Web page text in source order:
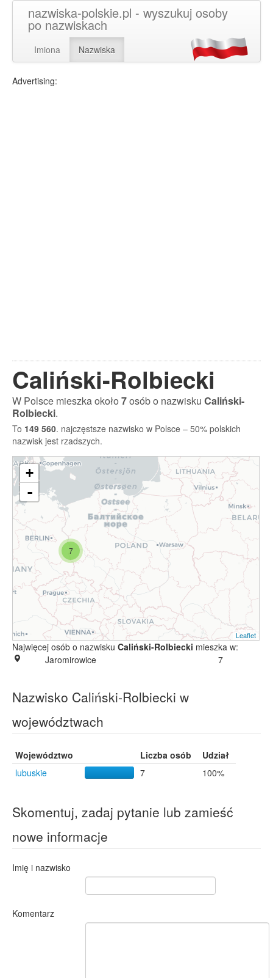
nazwiska-polskie.pl - wyszukuj osoby
po nazwiskach
Imiona Nazwiska
Advertising:
Caliński-Rolbiecki
W Polsce mieszka około7osób o nazwisku Caliński-
Rolbiecki.
To 149 560. najczęstsze nazwisko w Polsce – 50% polskich
nazwisk jest rzadszych.
7
+
-
Leaflet
Najwięcej osób o nazwisku Caliński-Rolbiecki mieszka w:
Jaromirowice
7
Nazwisko Caliński-Rolbiecki w
województwach
Województwo Liczba osób
Udział
lubuskie
7 100%
Skomentuj, zadaj pytanie lub zamieść
nowe informacje
Imię i nazwisko
Komentarz